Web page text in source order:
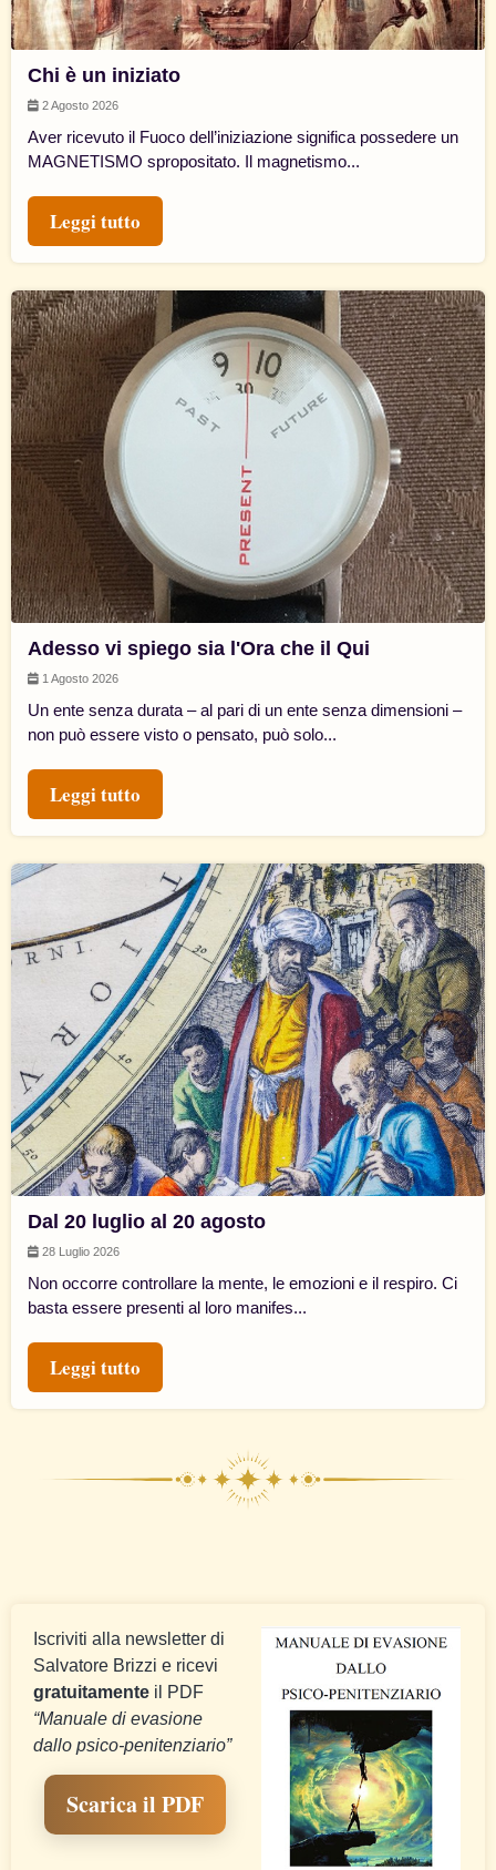
Chi è un iniziato
2 Agosto 2026
Aver ricevuto il Fuoco dell’iniziazione significa possedere un
MAGNETISMO spropositato. Il magnetismo...
Leggi tutto
Adesso vi spiego sia l'Ora che il Qui
1 Agosto 2026
Un ente senza durata – al pari di un ente senza dimensioni –
non può essere visto o pensato, può solo...
Leggi tutto
Dal 20 luglio al 20 agosto
28 Luglio 2026
Non occorre controllare la mente, le emozioni e il respiro. Ci
basta essere presenti al loro manifes...
Leggi tutto
Iscriviti alla newsletter di
Salvatore Brizzi e ricevi
gratuitamente il PDF
“Manuale di evasione
dallo psico-penitenziario”
Scarica il PDF